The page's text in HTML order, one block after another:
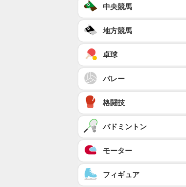
中央競馬
地方競馬
卓球
バレー
格闘技
バドミントン
モーター
フィギュア